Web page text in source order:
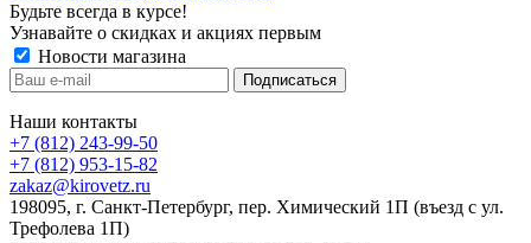
Будьте всегда в курсе!
Узнавайте о скидках и акциях первым
Новости магазина
Наши контакты
+7 (812) 243-99-50
+7 (812) 953-15-82
zakaz@kirovetz.ru
198095, г. Санкт-Петербург, пер. Химический 1П (въезд с ул.
Трефолева 1П)